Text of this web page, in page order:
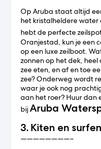
Op Aruba staat altijd
het kristalheldere water
hebt de perfecte
Oranjestad, kun je een
op een luxe zeilboot.
zonnen op het dek,
zee eten, en af en toe
zee? Onderweg wordt
waar je ook nog
aan het roer? Huur dan
bijAruba
3. Kiten en surfen
————————–